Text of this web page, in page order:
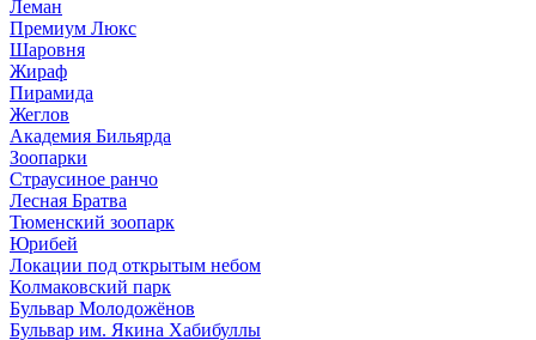
Леман
Премиум Люкс
Шаровня
Жираф
Пирамида
Жеглов
Академия Бильярда
Зоопарки
Страусиное ранчо
Лесная Братва
Тюменский зоопарк
Юрибей
Локации под открытым небом
Колмаковский парк
Бульвар Молодожёнов
Бульвар им. Якина Хабибуллы